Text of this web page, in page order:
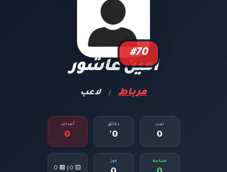
#70
امين عاشور
مرباط | لاعب
لعب
0
دقائق
0'
أهداف
0
صناعة فوز
🟨 0 | 🟥 0